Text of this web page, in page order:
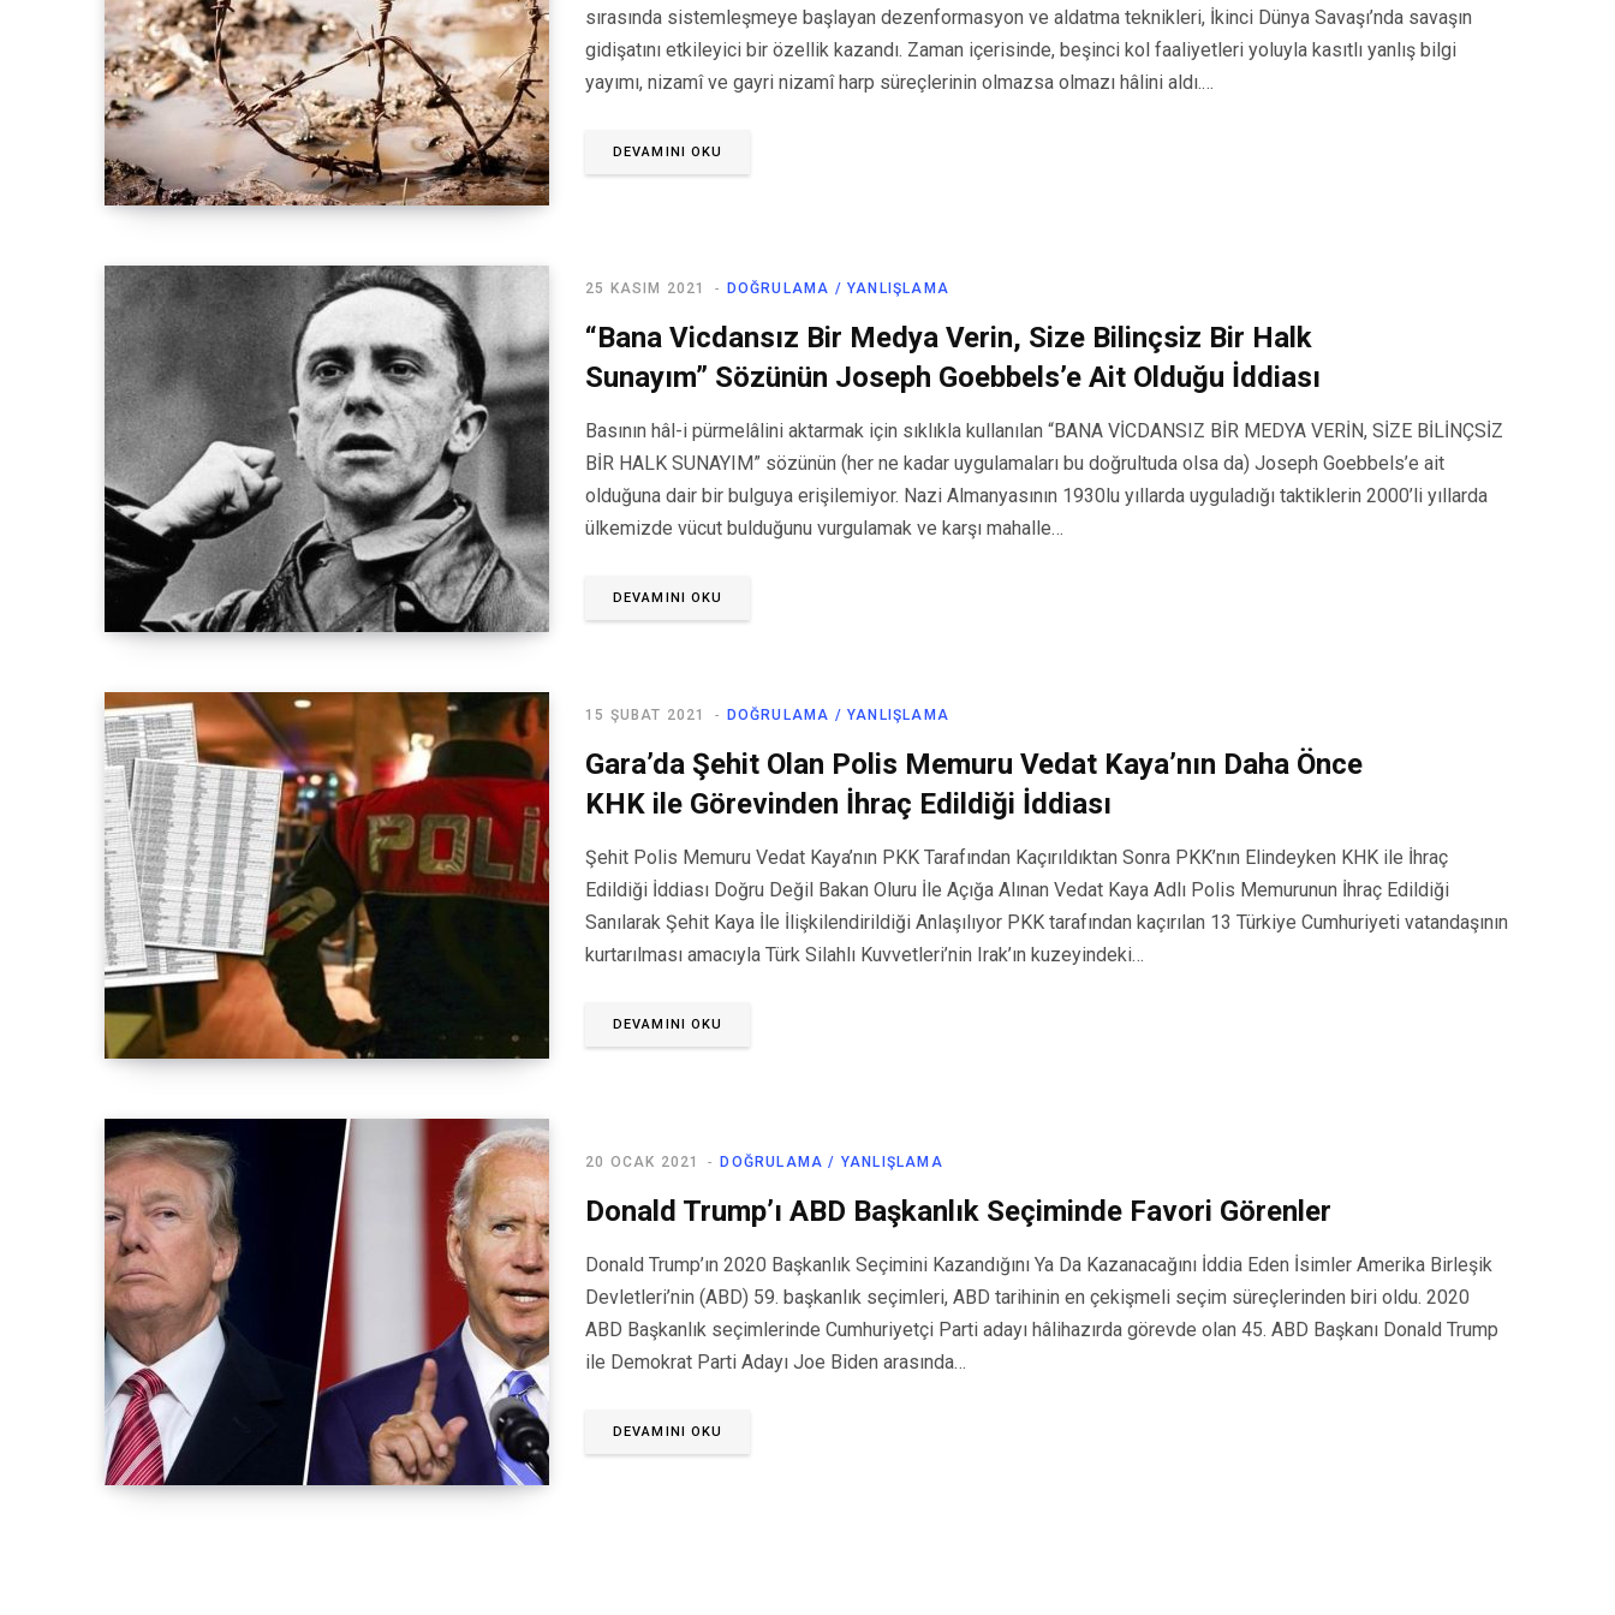
sırasında sistemleşmeye başlayan dezenformasyon ve aldatma teknikleri, İkinci Dünya Savaşı’nda savaşın
gidişatını etkileyici bir özellik kazandı. Zaman içerisinde, beşinci kol faaliyetleri yoluyla kasıtlı yanlış bilgi
yayımı, nizamî ve gayri nizamî harp süreçlerinin olmazsa olmazı hâlini aldı.…
DEVAMINI OKU
DOĞRULAMA / YANLIŞLAMA
25 KASIM 2021
“Bana Vicdansız Bir Medya Verin, Size Bilinçsiz Bir Halk
Sunayım” Sözünün Joseph Goebbels’e Ait Olduğu İddiası
Basının hâl-i pürmelâlini aktarmak için sıklıkla kullanılan “BANA VİCDANSIZ BİR MEDYA VERİN, SİZE BİLİNÇSİZ
BİR HALK SUNAYIM” sözünün (her ne kadar uygulamaları bu doğrultuda olsa da) Joseph Goebbels’e ait
olduğuna dair bir bulguya erişilemiyor. Nazi Almanyasının 1930lu yıllarda uyguladığı taktiklerin 2000’li yıllarda
ülkemizde vücut bulduğunu vurgulamak ve karşı mahalle…
DEVAMINI OKU
DOĞRULAMA / YANLIŞLAMA
15 ŞUBAT 2021
Gara’da Şehit Olan Polis Memuru Vedat Kaya’nın Daha Önce
KHK ile Görevinden İhraç Edildiği İddiası
Şehit Polis Memuru Vedat Kaya’nın PKK Tarafından Kaçırıldıktan Sonra PKK’nın Elindeyken KHK ile İhraç
Edildiği İddiası Doğru Değil Bakan Oluru İle Açığa Alınan Vedat Kaya Adlı Polis Memurunun İhraç Edildiği
Sanılarak Şehit Kaya İle İlişkilendirildiği Anlaşılıyor PKK tarafından kaçırılan 13 Türkiye Cumhuriyeti vatandaşının
kurtarılması amacıyla Türk Silahlı Kuvvetleri’nin Irak’ın kuzeyindeki…
DEVAMINI OKU
DOĞRULAMA / YANLIŞLAMA
20 OCAK 2021
Donald Trump’ı ABD Başkanlık Seçiminde Favori Görenler
Donald Trump’ın 2020 Başkanlık Seçimini Kazandığını Ya Da Kazanacağını İddia Eden İsimler Amerika Birleşik
Devletleri’nin (ABD) 59. başkanlık seçimleri, ABD tarihinin en çekişmeli seçim süreçlerinden biri oldu. 2020
ABD Başkanlık seçimlerinde Cumhuriyetçi Parti adayı hâlihazırda görevde olan 45. ABD Başkanı Donald Trump
ile Demokrat Parti Adayı Joe Biden arasında…
DEVAMINI OKU